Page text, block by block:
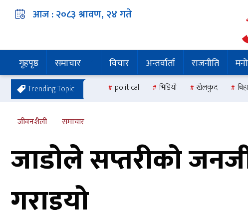
आज :२०८३ श्रावण, २४गते
गृहपृष्ठ समाचार विचार अन्तर्वार्ता राजनीति
Trending Topic political भिडियो खेलकुद
जीवनशैली समाचार
जाडोले सप्तरीको